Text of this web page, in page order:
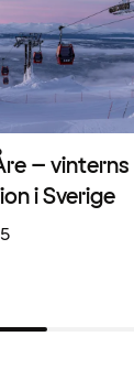
– vinterns
i Sverige